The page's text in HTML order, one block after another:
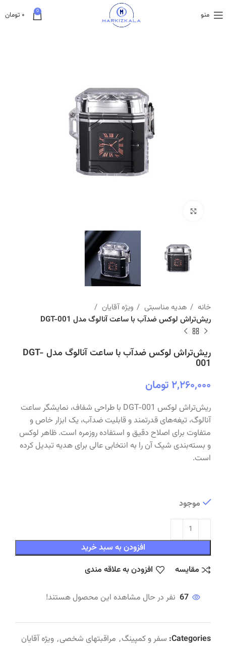
منو 0 ۰ تومان
خانه هدیه مناسبتی
ویژه آقایان
ریش‌تراش لوکس ضدآب با ساعت آنالوگ مدل DGT-001
ریش‌تراش لوکس ضدآب با ساعت آنالوگ مدل DGT-
001
۲,۲۶۰,۰۰۰ تومان
ریش‌تراش لوکس DGT-001 با طراحی شفاف، نمایشگر ساعت
آنالوگ، تیغه‌های قدرتمند و قابلیت ضدآب، یک ابزار خاص و
متفاوت برای اصلاح دقیق و استفاده روزمره است. ظاهر لوکس
و بسته‌بندی شیک آن را به انتخابی عالی برای هدیه تبدیل کرده
است.
موجود
افزودن به سبد خرید
مقایسه
افزودن به علاقه مندی
67 نفر در حال مشاهده این محصول هستند!
Categories: سفر و کمپینگ, مراقبتهای شخصی, ویژه آقایان